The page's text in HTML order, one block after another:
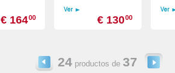
€ 16400 € 13000
24productos de 37